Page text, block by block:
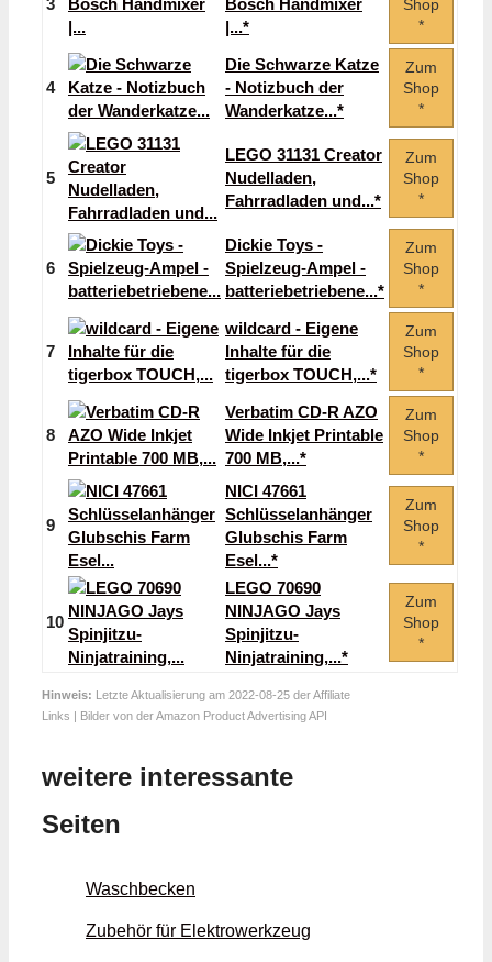
3
Bosch Handmixer
|...*
Shop
*
4
Die Schwarze Katze
- Notizbuch der
Wanderkatze...*
Zum
Shop
*
5
LEGO 31131 Creator
Nudelladen,
Fahrradladen und...*
Zum
Shop
*
6
Dickie Toys -
Spielzeug-Ampel -
batteriebetriebene...*
Zum
Shop
*
7
wildcard - Eigene
Inhalte für die
tigerbox TOUCH,...*
Zum
Shop
*
8
Verbatim CD-R AZO
Wide Inkjet Printable
700 MB,...*
Zum
Shop
*
9
NICI 47661
Schlüsselanhänger
Glubschis Farm
Esel...*
Zum
Shop
*
10
LEGO 70690
NINJAGO Jays
Spinjitzu-
Ninjatraining,...*
Zum
Shop
*
Hinweis: Letzte Aktualisierung am 2022-08-25 der Affiliate
Links | Bilder von der Amazon Product Advertising API
weitere interessante
Seiten
Waschbecken
Zubehör für Elektrowerkzeug